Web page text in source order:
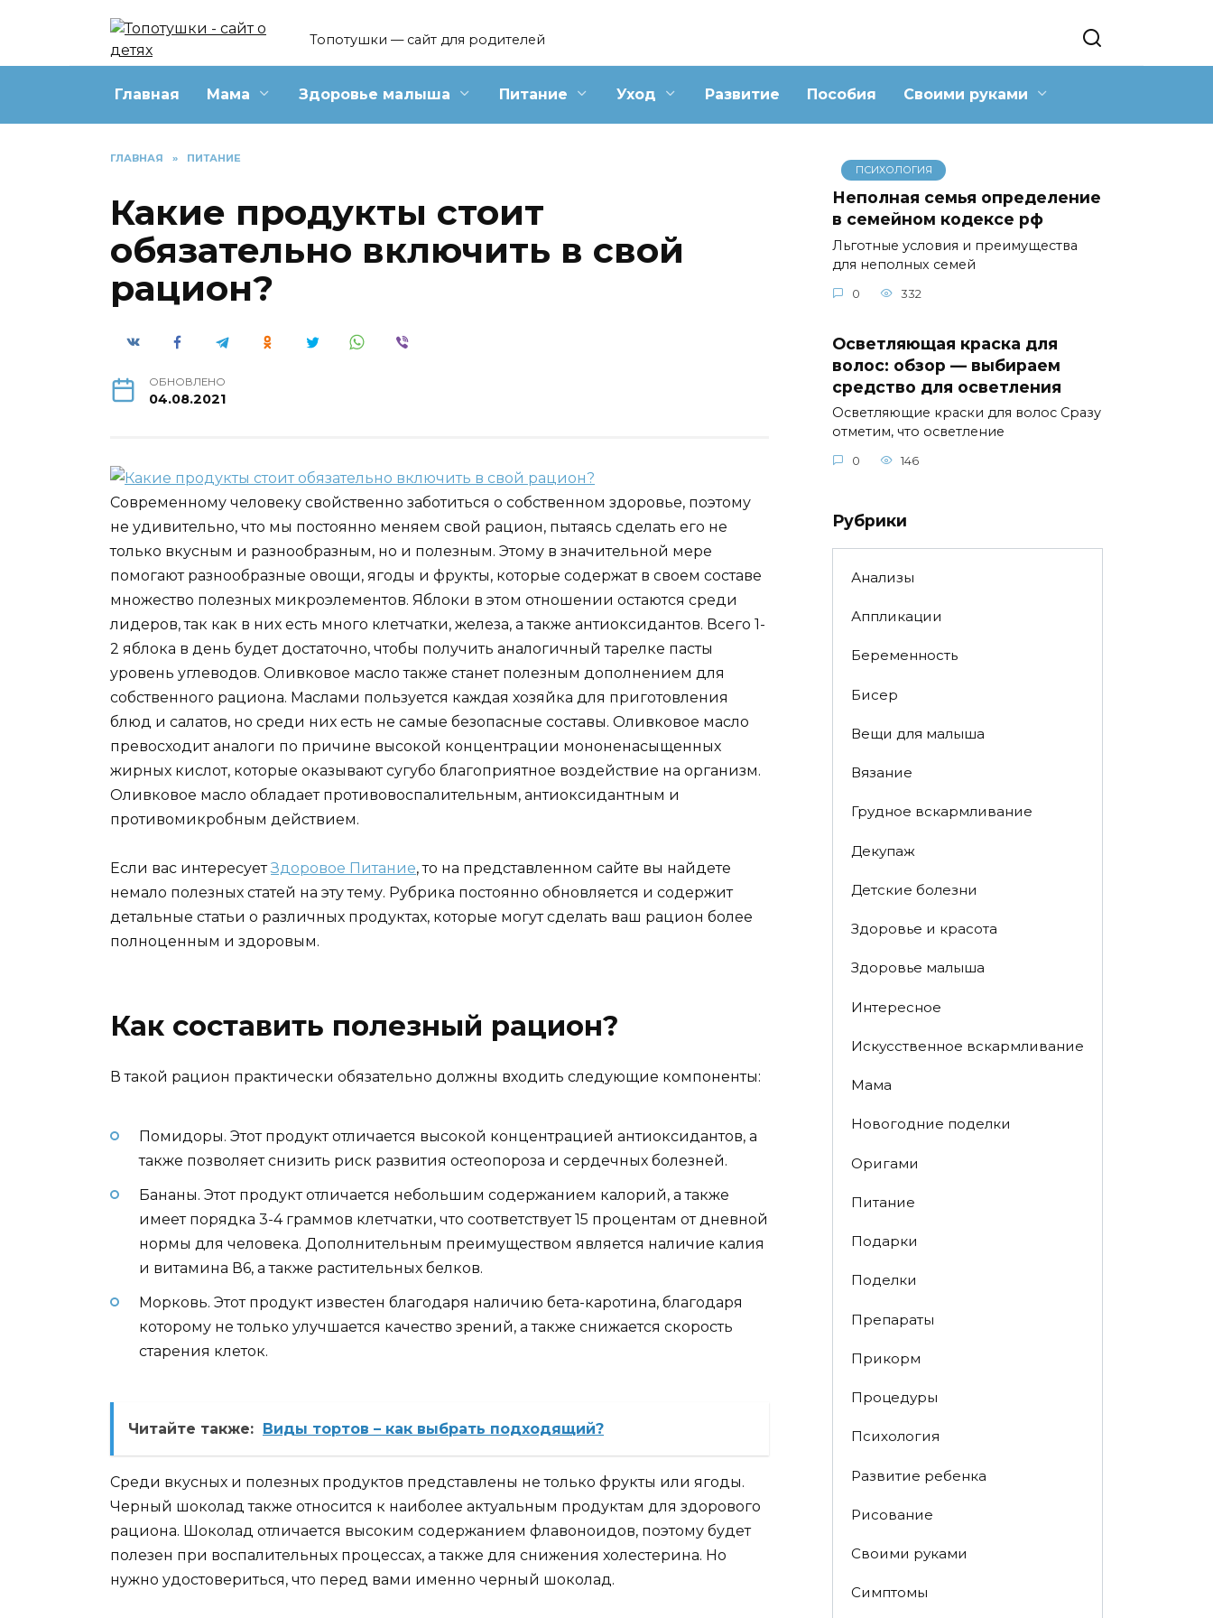
Топотушки — сайт для родителей
Главная Мама Здоровье малыша Питание Уход Развитие Пособия Своими руками
ГЛАВНАЯ » ПИТАНИЕ
Какие продукты стоит
обязательно включить в свой
рацион?
ОБНОВЛЕНО
04.08.2021
Современному человеку свойственно заботиться о собственном здоровье, поэтому
не удивительно, что мы постоянно меняем свой рацион, пытаясь сделать его не
только вкусным и разнообразным, но и полезным. Этому в значительной мере
помогают разнообразные овощи, ягоды и фрукты, которые содержат в своем составе
множество полезных микроэлементов. Яблоки в этом отношении остаются среди
лидеров, так как в них есть много клетчатки, железа, а также антиоксидантов. Всего 1-
2 яблока в день будет достаточно, чтобы получить аналогичный тарелке пасты
уровень углеводов. Оливковое масло также станет полезным дополнением для
собственного рациона. Маслами пользуется каждая хозяйка для приготовления
блюд и салатов, но среди них есть не самые безопасные составы. Оливковое масло
превосходит аналоги по причине высокой концентрации мононенасыщенных
жирных кислот, которые оказывают сугубо благоприятное воздействие на организм.
Оливковое масло обладает противовоспалительным, антиоксидантным и
противомикробным действием.
Если вас интересуетЗдоровое Питание, то на представленном сайте вы найдете
немало полезных статей на эту тему. Рубрика постоянно обновляется и содержит
детальные статьи о различных продуктах, которые могут сделать ваш рацион более
полноценным и здоровым.
Как составить полезный рацион?
В такой рацион практически обязательно должны входить следующие компоненты:
Помидоры. Этот продукт отличается высокой концентрацией антиоксидантов, а
также позволяет снизить риск развития остеопороза и сердечных болезней.
Бананы. Этот продукт отличается небольшим содержанием калорий, а также
имеет порядка 3-4 граммов клетчатки, что соответствует 15 процентам от дневной
нормы для человека. Дополнительным преимуществом является наличие калия
и витамина В6, а также растительных белков.
Морковь. Этот продукт известен благодаря наличию бета-каротина, благодаря
которому не только улучшается качество зрений, а также снижается скорость
старения клеток.
Читайте также: Виды тортов – как выбрать подходящий?
Среди вкусных и полезных продуктов представлены не только фрукты или ягоды.
Черный шоколад также относится к наиболее актуальным продуктам для здорового
рациона. Шоколад отличается высоким содержанием флавоноидов, поэтому будет
полезен при воспалительных процессах, а также для снижения холестерина. Но
нужно удостовериться, что перед вами именно черный шоколад.
ПСИХОЛОГИЯ
Неполная семья определение
в семейном кодексе рф
Льготные условия и преимущества
для неполных семей
0 332
Осветляющая краска для
волос: обзор — выбираем
средство для осветления
Осветляющие краски для волос Сразу
отметим, что осветление
0 146
Рубрики
Анализы
Аппликации
Беременность
Бисер
Вещи для малыша
Вязание
Грудное вскармливание
Декупаж
Детские болезни
Здоровье и красота
Здоровье малыша
Интересное
Искусственное вскармливание
Мама
Новогодние поделки
Оригами
Питание
Подарки
Поделки
Препараты
Прикорм
Процедуры
Психология
Развитие ребенка
Рисование
Своими руками
Симптомы